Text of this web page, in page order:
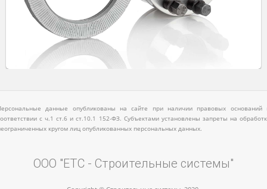
данные опубликованы на сайте при наличии правовых оснований
с ч.1 ст.6 и ст.10.1 152-ФЗ. Субъектами установлены запреты на
кругом лиц опубликованных персональных данных.
ООО "ЕТС - Строительные системы"